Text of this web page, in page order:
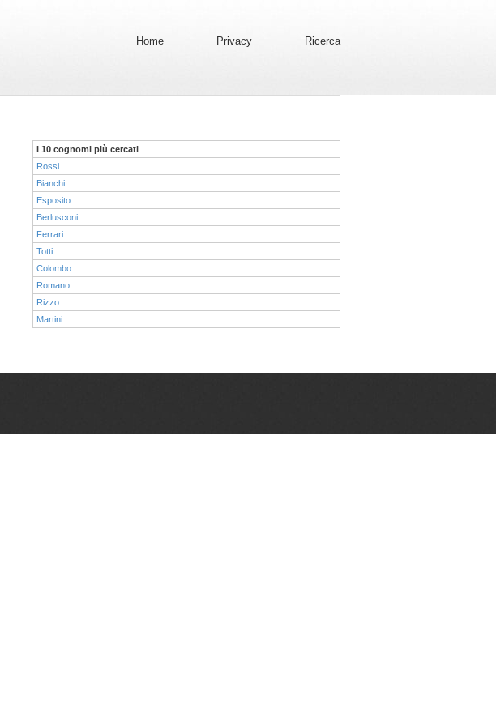
Home Privacy Ricerca
I 10 cognomi più cercati
Rossi
Bianchi
Esposito
Berlusconi
Ferrari
Totti
Colombo
Romano
Rizzo
Martini